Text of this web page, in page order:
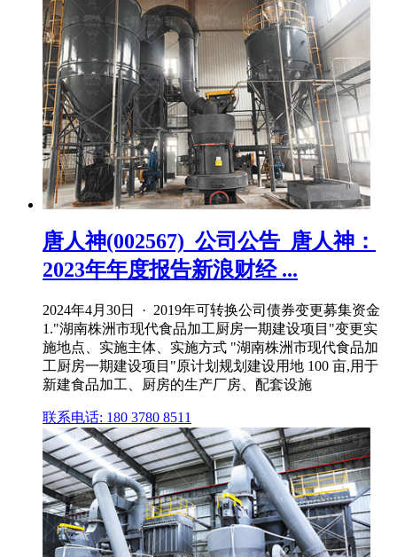
唐人神(002567)_公司公告_唐人神：
2023年年度报告新浪财经 ...
2024年4月30日 · 2019年可转换公司债券变更募集资金
1."湖南株洲市现代食品加工厨房一期建设项目"变更实
施地点、实施主体、实施方式 "湖南株洲市现代食品加
工厨房一期建设项目"原计划规划建设用地 100 亩,用于
新建食品加工、厨房的生产厂房、配套设施
联系电话: 180 3780 8511